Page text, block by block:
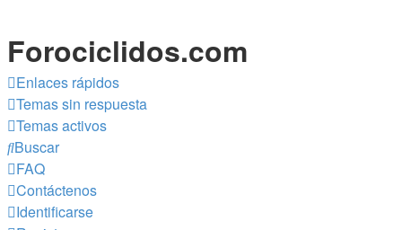
Forociclidos.com
Enlaces rápidos
Temas sin respuesta
Temas activos
Buscar
FAQ
Contáctenos
Identificarse